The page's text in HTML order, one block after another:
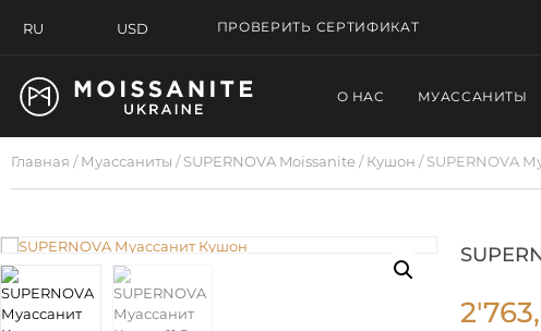
RU USD ПРОВЕРИТЬ СЕРТИФИКАТ
О НАС МУАССАНИТЫ
Главная /Муассаниты /SUPERNOVA Moissanite /Кушон / SUPERNOVA